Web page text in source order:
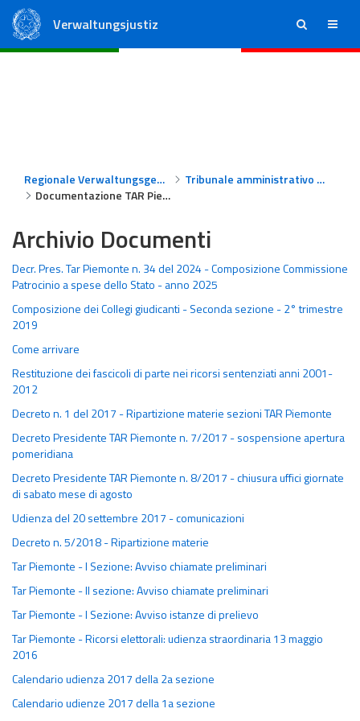
Verwaltungsjustiz ricerca menu
Regionale Verwaltungsgerichte
Tribunale amministrativo regionale per il Piemonte
Documentazione TAR Piemonte
Archivio Documenti
Decr. Pres. Tar Piemonte n. 34 del 2024 - Composizione Commissione
Patrocinio a spese dello Stato - anno 2025
Composizione dei Collegi giudicanti - Seconda sezione - 2° trimestre
2019
Come arrivare
Restituzione dei fascicoli di parte nei ricorsi sentenziati anni 2001-
2012
Decreto n. 1 del 2017 - Ripartizione materie sezioni TAR Piemonte
Decreto Presidente TAR Piemonte n. 7/2017 - sospensione apertura
pomeridiana
Decreto Presidente TAR Piemonte n. 8/2017 - chiusura uffici giornate
di sabato mese di agosto
Udienza del 20 settembre 2017 - comunicazioni
Decreto n. 5/2018 - Ripartizione materie
Tar Piemonte - I Sezione: Avviso chiamate preliminari
Tar Piemonte - II sezione: Avviso chiamate preliminari
Tar Piemonte - I Sezione: Avviso istanze di prelievo
Tar Piemonte - Ricorsi elettorali: udienza straordinaria 13 maggio
2016
Calendario udienza 2017 della 2a sezione
Calendario udienze 2017 della 1a sezione